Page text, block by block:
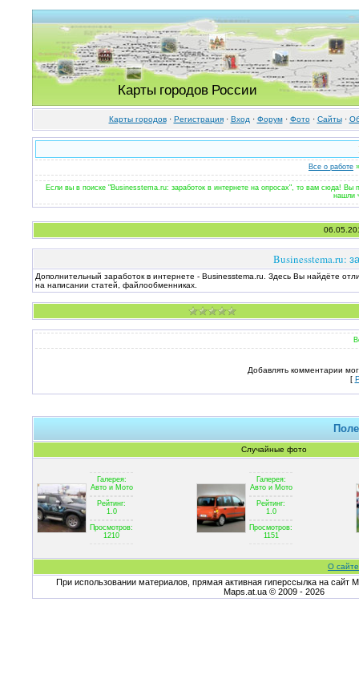
Карты городов России
Карты городов· Регистрация· Вход · Форум· Фото· Cайты·
Все о работе
Если вы в поиске "Businesstema.ru: заработок в интернете на опросах", то вам сюда!
нашли
Businesstema.ru:
Дополнительный заработок в интернете - Businesstema.ru. Здесь Вы найдёте
на написании статей, файлообменниках.
Добавлять комментарии
[
Случайные фото
Галерея:
Авто и Мото
Рейтинг:
1.0
Просмотров:
1210
Галерея:
Авто и Мото
Рейтинг:
1.0
Просмотров:
1151
О
При использовании материалов, прямая активная гиперссылка на сайт
Maps.at.ua © 2009 - 2026